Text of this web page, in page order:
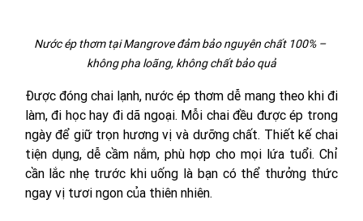
Nước ép thơm tại Mangrove đảm bảo nguyên chất 100% –
không pha loãng, không chất bảo quả
Được đóng chai lạnh, nước ép thơm dễ mang theo khi đi
làm, đi học hay đi dã ngoại. Mỗi chai đều được ép trong
ngày để giữ trọn hương vị và dưỡng chất. Thiết kế chai
tiện dụng, dễ cầm nắm, phù hợp cho mọi lứa tuổi. Chỉ
cần lắc nhẹ trước khi uống là bạn có thể thưởng thức
ngay vị tươi ngon của thiên nhiên.